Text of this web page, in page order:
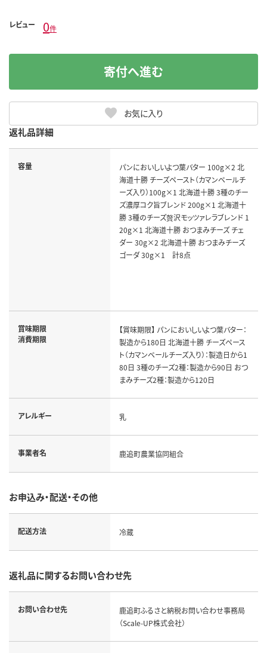
レビュー 0件
お気に入り
寄付へ進む
返礼品詳細
容量
パンにおいしいよつ葉バター 100g×2 北
海道十勝 チーズペースト（カマンベールチ
ーズ入り）100g×1 北海道十勝 3種のチー
ズ濃厚コク旨ブレンド 200g×1 北海道十
勝 3種のチーズ贅沢モッツァレラブレンド 1
20g×1 北海道十勝 おつまみチーズ チェ
ダー 30g×2 北海道十勝 おつまみチーズ
ゴーダ 30g×1 計8点
賞味期限
消費期限
【賞味期限】 パンにおいしいよつ葉バター：
製造から180日 北海道十勝 チーズペース
ト（カマンベールチーズ入り）：製造日から1
80日 3種のチーズ2種：製造から90日 おつ
まみチーズ2種：製造から120日
アレルギー 乳
事業者名 鹿追町農業協同組合
お申込み・配送・その他
配送方法 冷蔵
返礼品に関するお問い合わせ先
お問い合わせ先
鹿追町ふるさと納税お問い合わせ事務局
（Scale-UP株式会社）